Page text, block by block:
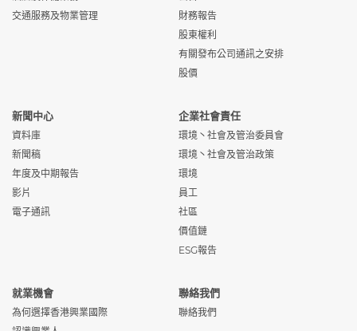
交通服務及物業管理
財務報告
股東權利
有關發布公司通訊之安排
股價
新聞中心
資料庫
新聞稿
年度及中期報告
影片
電子通訊
企業社會責任
環境丶社會及管治委員會
環境丶社會及管治政策
環境
員工
社區
價值鏈
ESG報告
就業機會
為何選擇香港興業國際
聯絡我們
聯絡我們